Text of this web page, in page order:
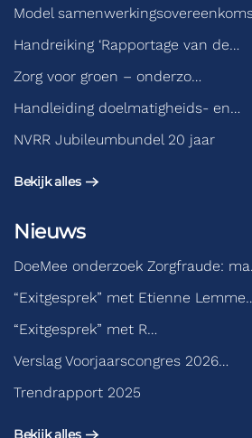
Model
Handreiking ‘Rapportage van de…
Zorg voor groen – onderzo…
Handleiding doelmatigheids- en…
NVRR Jubileumbundel 20 jaar
Bekijk alles
Nieuws
DoeMee onderzoek Zorgfraude:
“Exitgesprek” met Etienne
“Exitgesprek” met R…
Verslag Voorjaarscongres 2026…
Trendrapport 2025
Bekijk alles